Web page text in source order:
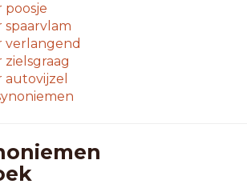
poosje
spaarvlam
verlangend
zielsgraag
autovijzel